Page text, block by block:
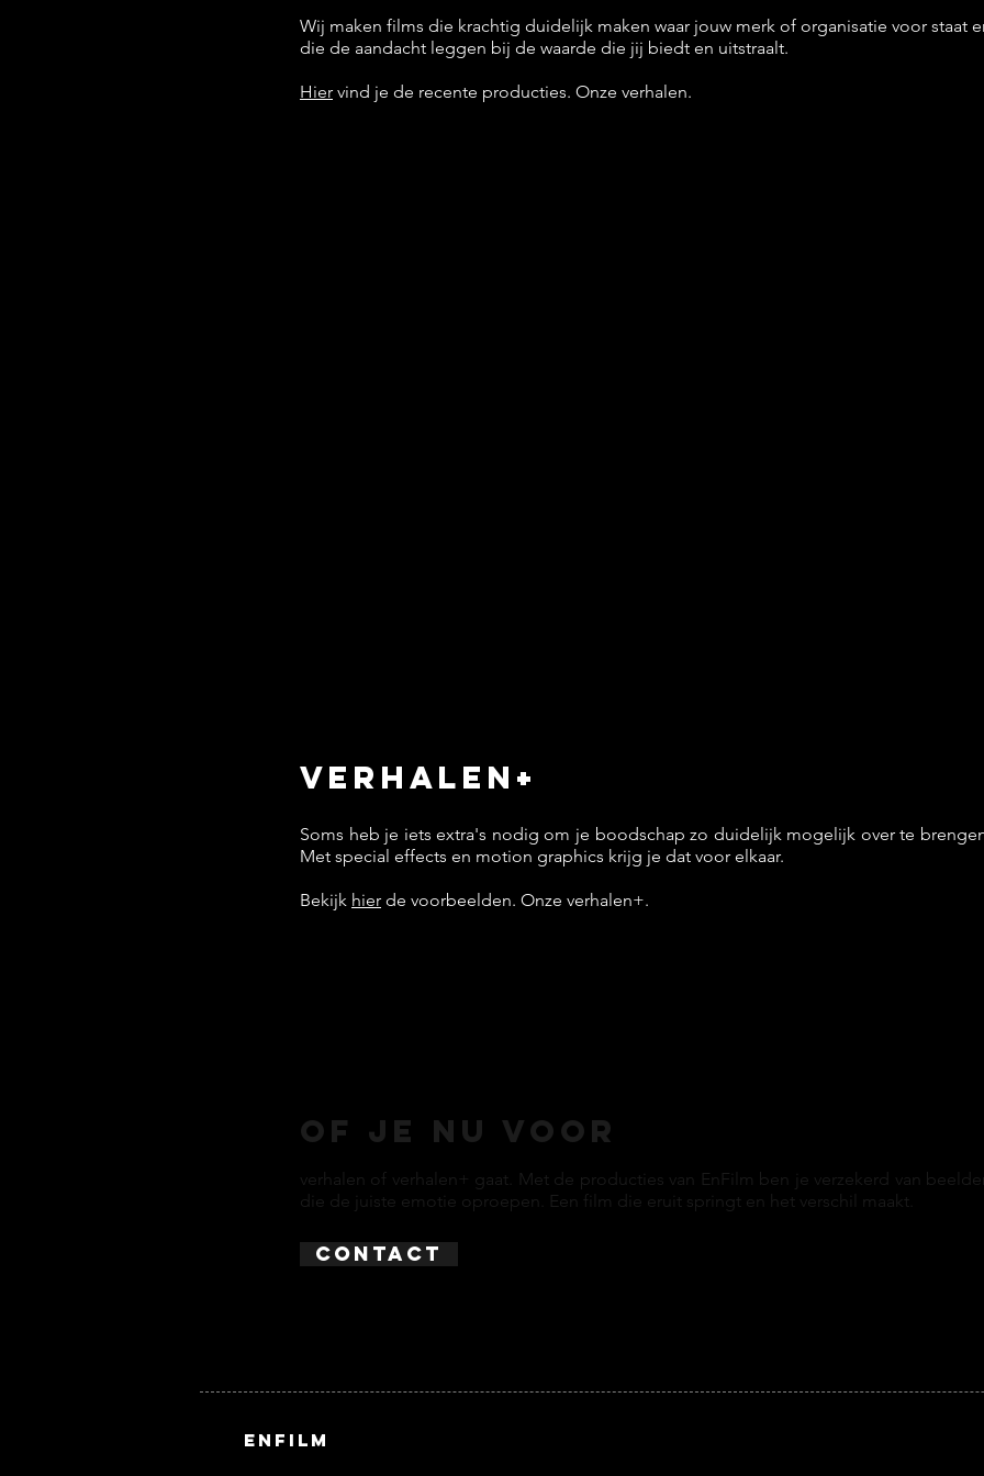
Wij maken films die krachtig duidelijk maken waar jouw merk of organisatie voor staat
die de aandacht leggen bij de waarde die jij biedt en uitstraalt.
Hier vind je de recente producties. Onze verhalen.
verhalen+
Soms heb je iets extra's nodig om je boodschap zo duidelijk mogelijk over te
Met special effects en motion graphics krijg je dat voor elkaar.
Bekijk hier de voorbeelden. Onze verhalen+.
CONTACT
verhalen of verhalen+ gaat. Met de producties van EnFilm ben je verzekerd van
die de juiste emotie oproepen. Een film die eruit springt en het verschil maakt.
of je nu voor
ENFILM